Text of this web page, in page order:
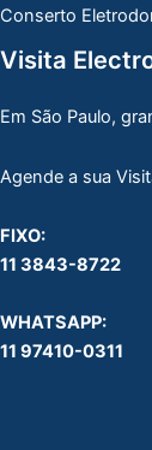
Conserto
Visita
Em São Paulo,
Agende a sua
FIXO:
11 3843-8722
WHATSAPP:
11 97410-0311